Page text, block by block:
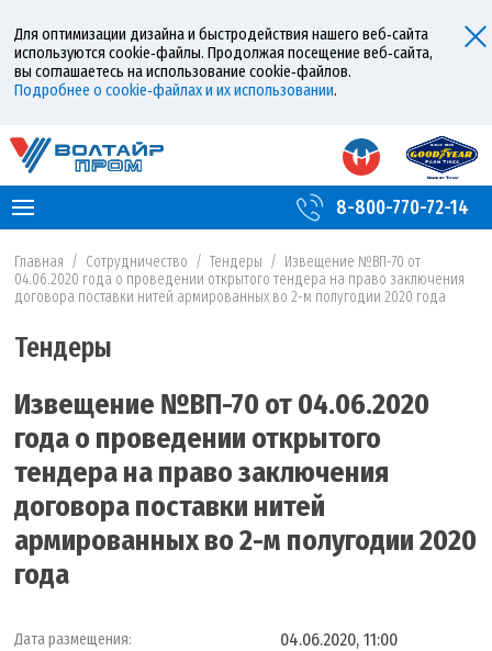
Для оптимизации дизайна и быстродействия нашего веб‑сайта
используются cookie‑файлы. Продолжая посещение веб‑сайта,
вы соглашаетесь на использование cookie‑файлов.
Подробнее о cookie‑файлах и их использовании.
8-800-770-72-14
Главная / Сотрудничество / Тендеры / Извещение №ВП-70 от
04.06.2020 года о проведении открытого тендера на право заключения
договора поставки нитей армированных во 2-м полугодии 2020 года
Тендеры
Извещение №ВП-70 от 04.06.2020
года о проведении открытого
тендера на право заключения
договора поставки нитей
армированных во 2-м полугодии 2020
года
Дата размещения: 04.06.2020, 11:00